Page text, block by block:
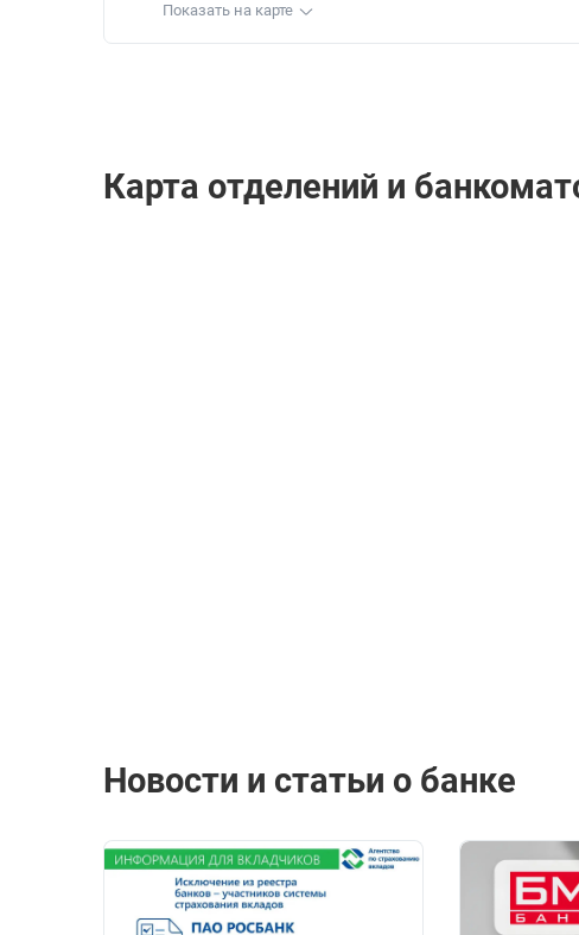
Показать на карте
Карта отделений и
Новости и статьи о банке